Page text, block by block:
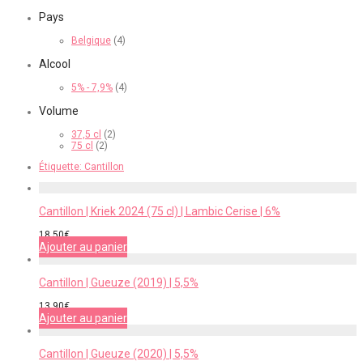
Pays
Belgique (4)
Alcool
5% - 7,9% (4)
Volume
37,5 cl (2)
75 cl (2)
Étiquette: Cantillon
Cantillon | Kriek 2024 (75 cl) | Lambic Cerise | 6%
18,50€
Ajouter au panier
Cantillon | Gueuze (2019) | 5,5%
13,90€
Ajouter au panier
Cantillon | Gueuze (2020) | 5,5%